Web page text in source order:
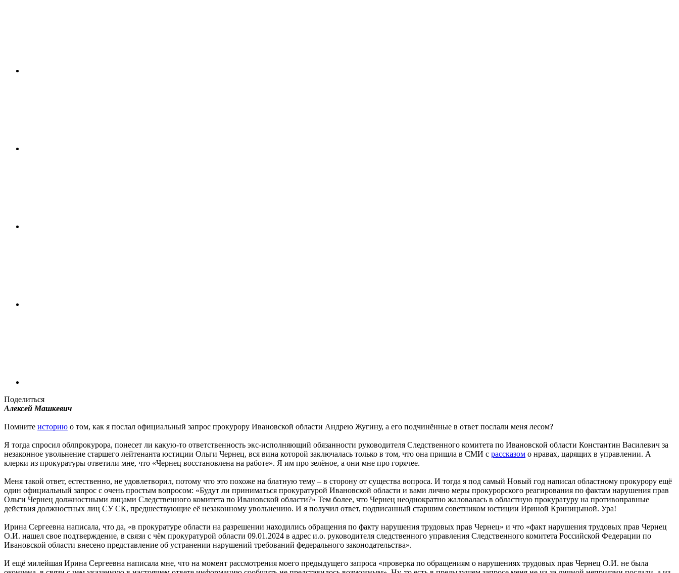
Поделиться
Алексей Машкевич
Помните историю о том, как я послал официальный запрос прокурору Ивановской области Андрею Жугину, а его подчинённые в ответ послали меня лесом?
Я тогда спросил облпрокурора, понесет ли какую-то ответственность экс-исполняющий обязанности руководителя Следственного комитета по Ивановской области Константин Василевич за
незаконное увольнение старшего лейтенанта юстиции Ольги Чернец, вся вина которой заключалась только в том, что она пришла в СМИ с рассказом о нравах, царящих в управлении. А
клерки из прокуратуры ответили мне, что «Чернец восстановлена на работе». Я им про зелёное, а они мне про горячее.
Меня такой ответ, естественно, не удовлетворил, потому что это похоже на блатную тему – в сторону от существа вопроса. И тогда я под самый Новый год написал областному прокурору ещё
один официальный запрос с очень простым вопросом: «Будут ли приниматься прокуратурой Ивановской области и вами лично меры прокурорского реагирования по фактам нарушения прав
Ольги Чернец должностными лицами Следственного комитета по Ивановской области?» Тем более, что Чернец неоднократно жаловалась в областную прокуратуру на противоправные
действия должностных лиц СУ СК, предшествующие её незаконному увольнению. И я получил ответ, подписанный старшим советником юстиции Ириной Криницыной. Ура!
Ирина Сергеевна написала, что да, «в прокуратуре области на разрешении находились обращения по факту нарушения трудовых прав Чернец» и что «факт нарушения трудовых прав Чернец
О.И. нашел свое подтверждение, в связи с чём прокуратурой области 09.01.2024 в адрес и.о. руководителя следственного управления Следственного комитета Российской Федерации по
Ивановской области внесено представление об устранении нарушений требований федерального законодательства».
И ещё милейшая Ирина Сергеевна написала мне, что на момент рассмотрения моего предыдущего запроса «проверка по обращениям о нарушениях трудовых прав Чернец О.И. не была